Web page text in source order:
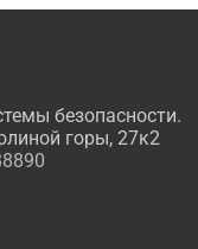
безопасности.
горы, 27к2